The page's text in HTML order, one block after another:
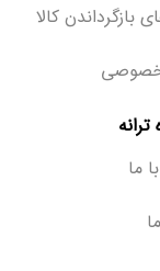
بازگرداندن کالا
ما